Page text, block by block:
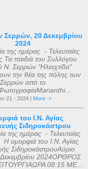
20 Δεκεμβρίου
2024
της ημέρας - Τελευταίες
Τα παιδιά του Συλλόγου
Ν. Σερρών "Ηλιαχτίδα"
την θέα της πόλης των
Σερρών από το
21 - 2024 | More ->
του Ι.Ν. Αγίας
Σιδηροκάστρου
της ημέρας - Τελευταίες
Η ομορφιά του Ι.Ν. Αγίας
ΣιδηροκάστρουΑύριο
Δεκεμβρίου 2024ΟΡΘΡΟΣ
08:15 ΜΕ...